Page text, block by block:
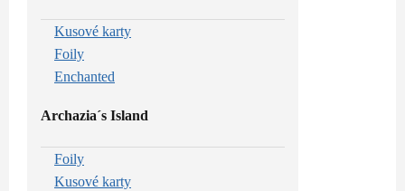
Kusové karty
Foily
Enchanted
Archazia´s Island
Foily
Kusové karty